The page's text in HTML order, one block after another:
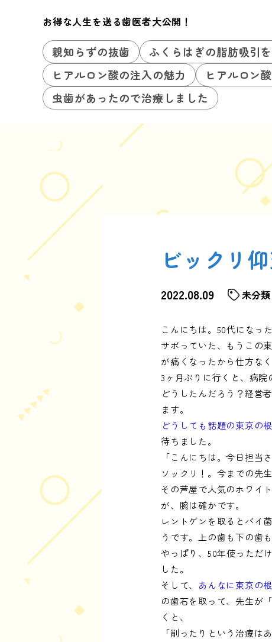
お得な人生を送る歯医者大公開！
親知らずの抜歯 ふくらはぎの脂肪吸引
ヒアルロン酸の注入の魅力
ヒアルロン
虫歯があったので治療しました
ビックリ
2022.08.09 未分類
こんにちは。50代になっ
サボっていた、もうこの
が痛くなったから仕方な
3ヶ月ぶりに行くと、病院
どうしたんだろう？経営
ます。
どうしても話題の東京の
待ちました。
「こんにちは。今日担当
ソックリ！。今までの先
その芦屋で人気のホワイ
が、腕は確かです。
レントゲンを取るとバイ
うです。上の歯も下の歯
やっぱり、50年使っただ
した。
そして、 あんなに東京の
の歯石を取って、先生が
くと、
「削ったりという治療は